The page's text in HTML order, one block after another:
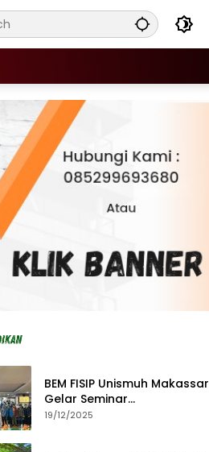
BEM FISIP Unismuh Makassar
Gelar Seminar
Keperempuanan, Bahas
19/12/2025